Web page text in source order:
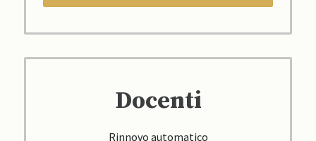
Docenti
Rinnovo automatico